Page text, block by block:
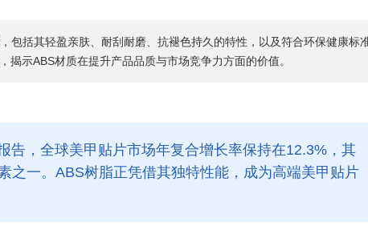
包括其轻盈亲肤、耐刮耐磨、抗褪色持久的特性，以及符合环保健康标
示ABS材质在提升产品品质与市场竞争力方面的价值。
告，全球美甲贴片市场年复合增长率保持在12.3%，其
之一。ABS树脂正凭借其独特性能，成为高端美甲贴片